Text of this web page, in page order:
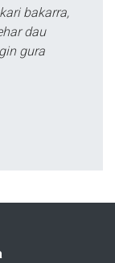
bakarra,
dau
gura